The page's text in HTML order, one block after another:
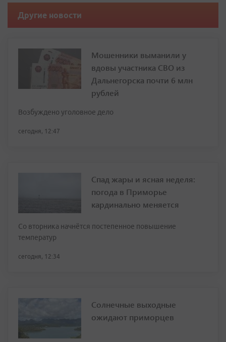
Другие новости
Мошенники выманили у
вдовы участника СВО из
Дальнегорска почти 6 млн
рублей
Возбуждено уголовное дело
сегодня, 12:47
Спад жары и ясная неделя:
погода в Приморье
кардинально меняется
Со вторника начнётся постепенное повышение
температур
сегодня, 12:34
Солнечные выходные
ожидают приморцев